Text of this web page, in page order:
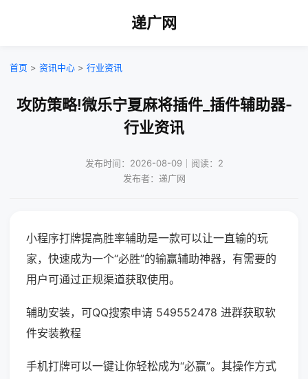
递广网
首页 > 资讯中心 > 行业资讯
攻防策略!微乐宁夏麻将插件_插件辅助器-
行业资讯
发布时间：2026-08-09｜阅读：2
发布者：递广网
小程序打牌提高胜率辅助是一款可以让一直输的玩
家，快速成为一个“必胜”的输赢辅助神器，有需要的
用户可通过正规渠道获取使用。
辅助安装，可QQ搜索申请 549552478 进群获取软
件安装教程
手机打牌可以一键让你轻松成为“必赢”。其操作方式